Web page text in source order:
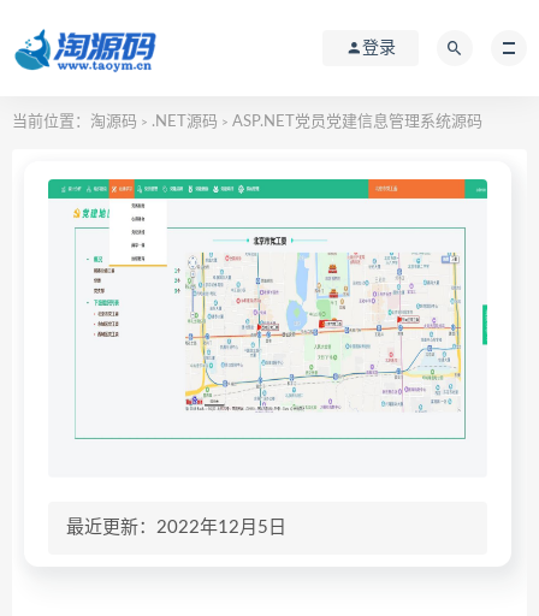
登录
当前位置： 淘源码 > .NET源码 > ASP.NET党员党建信息管理系统源码
最近更新：2022年12月5日